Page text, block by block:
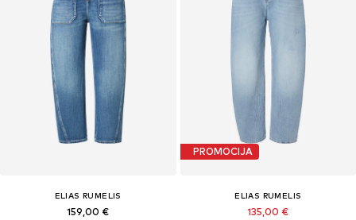
ELIAS RUMELIS
159,00 €
PROMOCIJA
ELIAS RUMELIS
135,00 €